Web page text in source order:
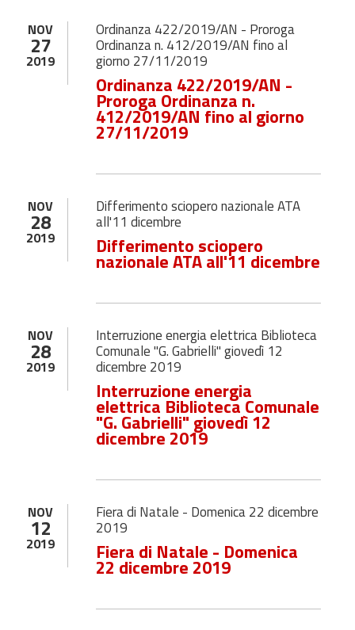
NOV
27
2019
Ordinanza 422/2019/AN - Proroga
Ordinanza n. 412/2019/AN fino al
giorno 27/11/2019
Ordinanza 422/2019/AN -
Proroga Ordinanza n.
412/2019/AN fino al giorno
27/11/2019
NOV
28
2019
Differimento sciopero nazionale ATA
all'11 dicembre
Differimento sciopero
nazionale ATA all'11 dicembre
NOV
28
2019
Interruzione energia elettrica Biblioteca
Comunale "G. Gabrielli" giovedì 12
dicembre 2019
Interruzione energia
elettrica Biblioteca Comunale
"G. Gabrielli" giovedì 12
dicembre 2019
NOV
12
2019
Fiera di Natale - Domenica 22 dicembre
2019
Fiera di Natale - Domenica
22 dicembre 2019